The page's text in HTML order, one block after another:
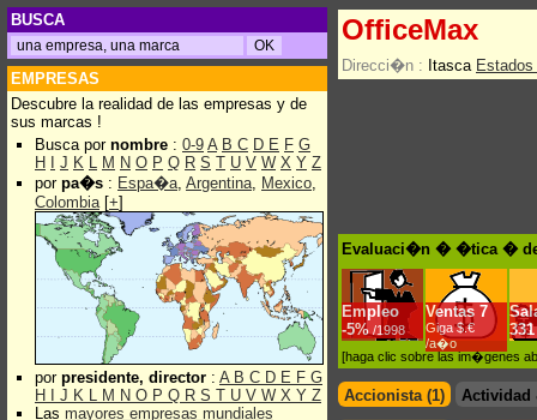
BUSCA
EMPRESAS
Descubre la realidad de las empresas y de
sus marcas !
Busca por nombre : 0-9 A B C D E F G
H
J K L M N O P Q R S T U V W X Y Z
por pa�s : Espa�a, Argentina, Mexico,
Colombia[+]
por presidente, director : A B C D E F G
H
J K L M N O P Q R S T U V W X Y Z
Las mayores empresas mundiales
OfficeMax
Direcci�n : Itasca
Evaluaci�n � �tica �
Empleo
-5% /1998
Ventas 7
Giga $.€
/a�o
331
[haga clic sobre las im�genes
Accionista (1)
Actividad